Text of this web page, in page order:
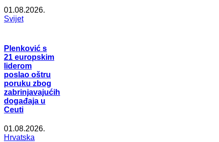
01.08.2026.
Svijet
Plenković s
21 europskim
liderom
poslao oštru
poruku zbog
zabrinjavajućih
događaja u
Ceuti
01.08.2026.
Hrvatska